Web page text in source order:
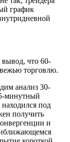
график
вывод, что 60-
торговлю.
анализ 30-
минутный
под
получить
и